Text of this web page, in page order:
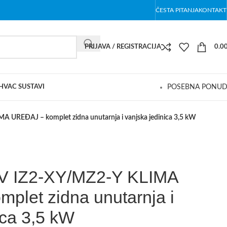
ČESTA PITANJAKONTAKT
PRIJAVA / REGISTRACIJA
SUSTAVI POSEBNA
UREĐAJ – komplet zidna unutarnja i vanjska jedinica 3,5 kW
IZ2-XY/MZ2-Y KLIMA
zidna unutarnja i
3,5 kW